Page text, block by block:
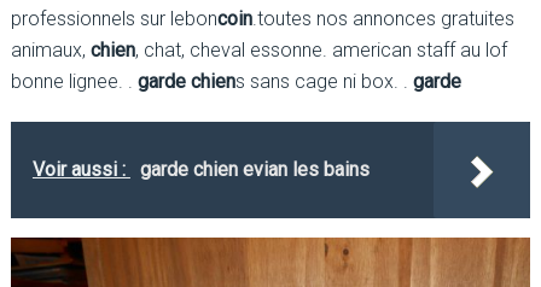
professionnels sur leboncoin.toutes nos annonces gratuites
animaux, chien, chat, cheval essonne. american staff au lof
bonne lignee. . garde chiens sans cage ni box. . garde
Voir aussi : garde chien evian les bains